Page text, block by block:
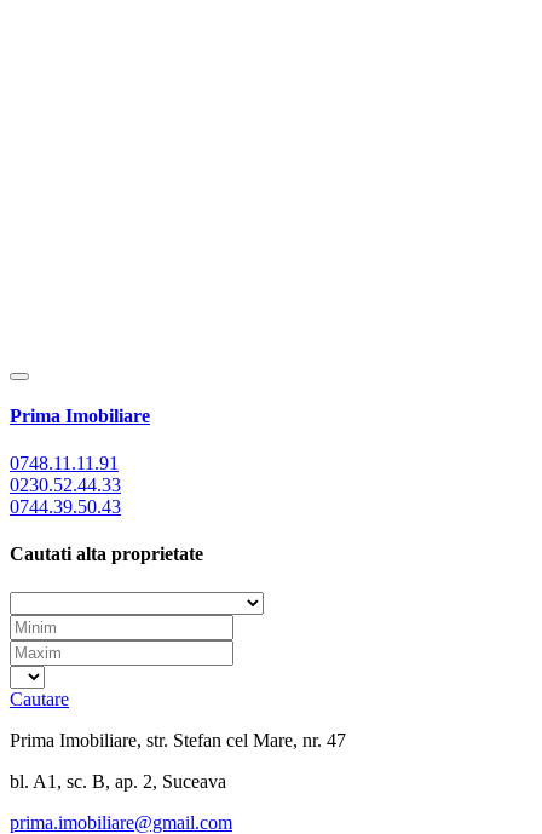
Prima Imobiliare
0748.11.11.91
0230.52.44.33
0744.39.50.43
Cautati alta proprietate
Cautare
Prima Imobiliare, str. Stefan cel Mare, nr. 47
bl. A1, sc. B, ap. 2, Suceava
prima.imobiliare@gmail.com